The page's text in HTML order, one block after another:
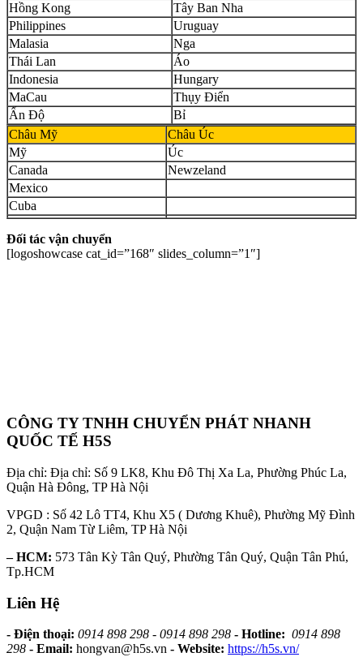
Hồng Kong
Tây Ban Nha
Philippines
Uruguay
Malasia
Nga
Thái Lan
Áo
Indonesia
Hungary
MaCau
Thụy Điển
Ấn Độ
Bỉ
Châu Mỹ
Châu Úc
Mỹ
Úc
Canada
Newzeland
Mexico
Cuba
Đối tác vận chuyển
[logoshowcase cat_id=”168″ slides_column=”1″]
CÔNG TY TNHH CHUYỂN PHÁT NHANH
QUỐC TẾ H5S
Địa chỉ: Địa chỉ: Số 9 LK8, Khu Đô Thị Xa La, Phường Phúc La,
Quận Hà Đông, TP Hà Nội
VPGD : Số 42 Lô TT4, Khu X5 ( Dương Khuê), Phường Mỹ Đình
2, Quận Nam Từ Liêm, TP Hà Nội
– HCM: 573 Tân Kỳ Tân Quý, Phường Tân Quý, Quận Tân Phú,
Tp.HCM
Liên Hệ
- Điện thoại: 0914 898 298 - 0914 898 298 - Hotline: 0914 898
298 - Email: hongvan@h5s.vn - Website: https://h5s.vn/